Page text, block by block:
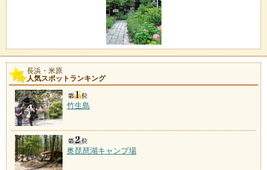
長浜・米原
人気スポットランキング
竹生島
奥琵琶湖キャンプ場